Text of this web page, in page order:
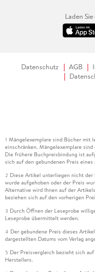
Laden
Datenschutz AGB
1 Mängelexemplare sind Bücher mit
einschränken. Mängelexemplare
Die frühere Buchpreisbindung ist
sich auf den gebundenen Preis eines
2 Diese Artikel unterliegen nicht
wurde aufgehoben oder der Preis
Alternative wird Ihnen auf der
beziehen sich auf den vorherigen
3 Durch Öffnen der Leseprobe
Leseprobe übermittelt werden.
4 Der gebundene Preis dieses
dargestellten Datums vom Verlag
5 Der Preisvergleich bezieht sich
Herstellers.